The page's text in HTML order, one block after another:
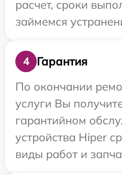
расчет, сроки
займемся
4
Гарантия
По окончании
услуги Вы
гарантийном
устройства Hiper
виды работ и